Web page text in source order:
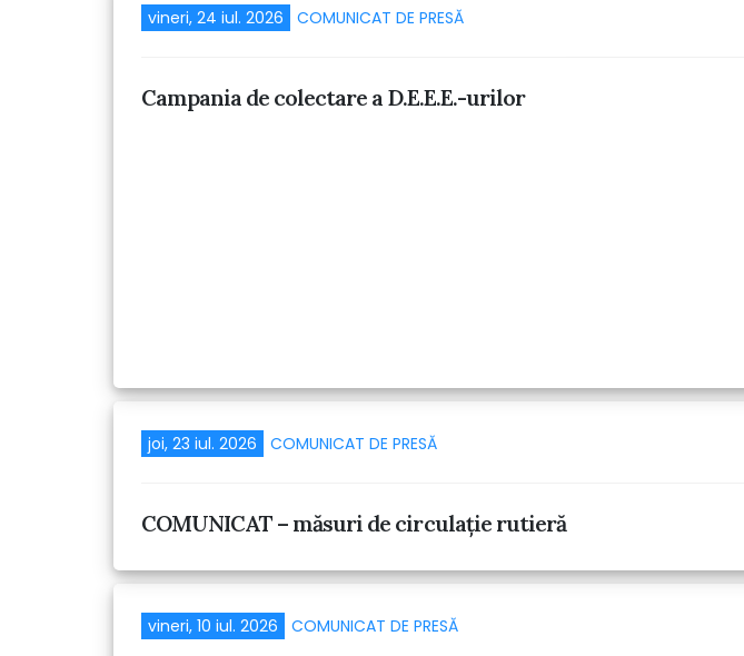
vineri, 24 iul. 2026 COMUNICAT DE PRESĂ
Campania de colectare a D.E.E.E.-urilor
joi, 23 iul. 2026 COMUNICAT DE PRESĂ
COMUNICAT – măsuri de circulație rutieră
vineri, 10 iul. 2026 COMUNICAT DE PRESĂ